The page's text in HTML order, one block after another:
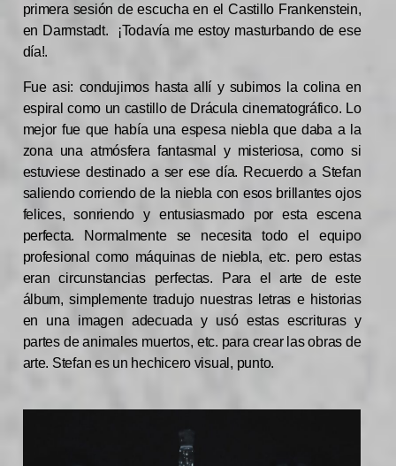
primera sesión de escucha en el Castillo Frankenstein,
en Darmstadt. ¡Todavía me estoy masturbando de ese
día!.
Fue asi: condujimos hasta allí y subimos la colina en
espiral como un castillo de Drácula cinematográfico. Lo
mejor fue que había una espesa niebla que daba a la
zona una atmósfera fantasmal y misteriosa, como si
estuviese destinado a ser ese día. Recuerdo a Stefan
saliendo corriendo de la niebla con esos brillantes ojos
felices, sonriendo y entusiasmado por esta escena
perfecta. Normalmente se necesita todo el equipo
profesional como máquinas de niebla, etc. pero estas
eran circunstancias perfectas. Para el arte de este
álbum, simplemente tradujo nuestras letras e historias
en una imagen adecuada y usó estas escrituras y
partes de animales muertos, etc. para crear las obras de
arte. Stefan es un hechicero visual, punto.